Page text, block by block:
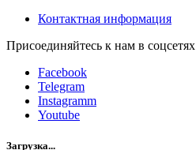
Контактная информация
Присоединяйтесь к нам в соцсетях
Facebook
Telegram
Instagramm
Youtube
Загрузка...